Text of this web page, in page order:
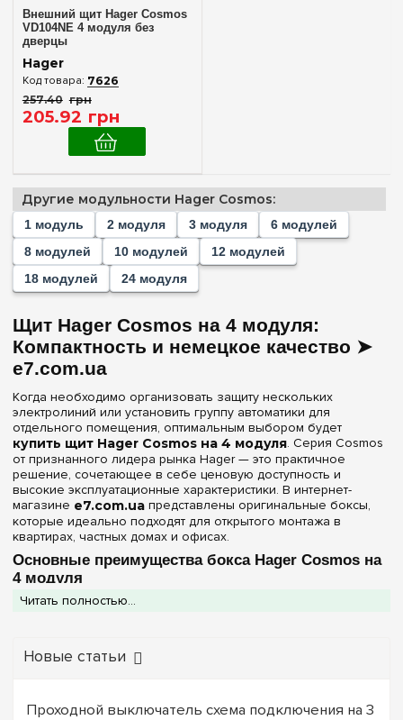
10 (+5)
12(+8)
18(+8)
24(+10)
Комплектация клеммами PE+N
Нет в комплекте
Пластик(1)
Дверца
Без дверцы(1)
Цвет корпуса
Белый(1)
Степень защиты IP
IP30(1)
Дверь
Без дверцы(1)
Очистить выбор
Внешний щит Hager Cosmos
VD104NE 4 модуля без
дверцы
Hager
7626
257.40 грн
205.92 грн
Другие модульности Hager Cosmos:
1 модуль 2 модуля 3 модуля
6 модулей
8 модулей
10 модулей
12 модулей
18 модулей
24 модуля
Щит Hager Cosmos на 4 модуля:
Компактность и немецкое качество ➤
e7.com.ua
Когда необходимо организовать защиту нескольких
электролиний или установить группу автоматики для
отдельного помещения, оптимальным выбором будет
купить щит Hager Cosmos на 4 модуля. Серия Cosmos
от признанного лидера рынка Hager — это практичное
решение, сочетающее в себе ценовую доступность и
высокие эксплуатационные характеристики. В интернет-
магазине e7.com.ua представлены оригинальные боксы,
которые идеально подходят для открытого монтажа в
квартирах, частных домах и офисах.
Основные преимущества бокса Hager Cosmos на
4 модуля
Этот щиток спроектирован для тех, кто ценит лаконичность и
визуальный контроль над состоянием автоматических
высококачественного белого пластика, который устойчив к
Читать полностью...
Новые статьи
Проходной выключатель схема подключения на 3